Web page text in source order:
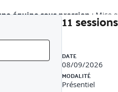
équipe sous pression : Mise
: Accompagnement d’un
: Formation à la détection
l’animation de ce module de
11 sessions
DATE
08/09/2026
MODALITÉ
Présentiel